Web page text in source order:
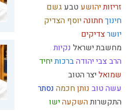
זריזותיהושע טבע גשם
חינוךחתונהיוסף הצדיק
יושרצדיקים
מחשבת ישראל נקיות
הרב צבי יהודהברכותיחיד
שמואליצר הטוב
עשה טוב נותןחכמה נסתר
התקשרותהשקעהישו